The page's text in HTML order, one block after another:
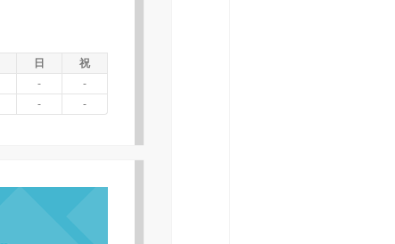
日
祝
-
-
- -